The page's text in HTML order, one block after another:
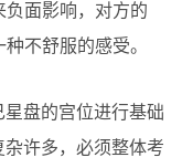
面影响，对方的
不舒服的感受。
盘的宫位进行基础
许多，必须整体考